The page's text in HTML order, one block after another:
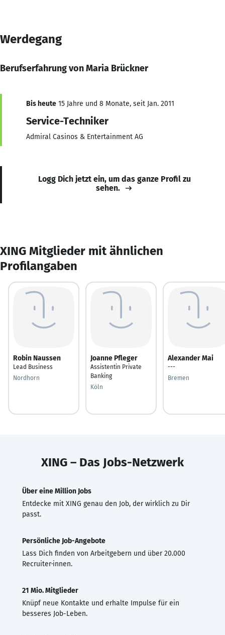
Werdegang
Berufserfahrung von Maria Brückner
Bis heute 15 Jahre und 8 Monate, seit Jan. 2011
Service-Techniker
Admiral Casinos & Entertainment AG
Logg Dich jetzt ein, um das ganze Profil zu
sehen.
XING Mitglieder mit ähnlichen
Profilangaben
Robin Naussen
Lead Business
Nordhorn
Joanne Pfleger
Assistentin Private
Banking
Köln
Alexander Mai
---
Bremen
XING – Das Jobs-Netzwerk
Über eine Million Jobs
Entdecke mit XING genau den Job, der wirklich zu Dir
passt.
Persönliche Job-Angebote
Lass Dich finden von Arbeitgebern und über 20.000
Recruiter·innen.
21 Mio. Mitglieder
Knüpf neue Kontakte und erhalte Impulse für ein
besseres Job-Leben.